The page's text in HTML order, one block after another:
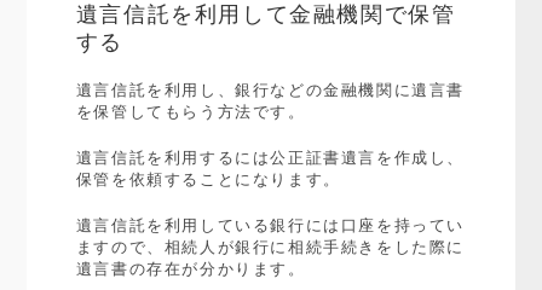
遺言信託を利用して金融機関で保管
する
遺言信託を利用し、銀行などの金融機関に遺言書
を保管してもらう方法です。
遺言信託を利用するには公正証書遺言を作成し、
保管を依頼することになります。
遺言信託を利用している銀行には口座を持ってい
ますので、相続人が銀行に相続手続きをした際に
遺言書の存在が分かります。